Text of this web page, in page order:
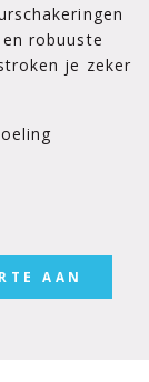
robuuste
je zeker
AAN